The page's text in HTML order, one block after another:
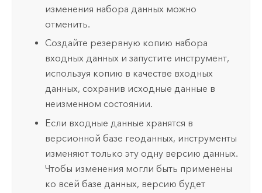
изменения набора данных можно
отменить.
Создайте резервную копию набора
входных данных и запустите инструмент,
используя копию в качестве входных
данных, сохранив исходные данные в
неизменном состоянии.
Если входные данные хранятся в
версионной базе геоданных, инструменты
изменяют только эту одну версию данных.
Чтобы изменения могли быть применены
ко всей базе данных, версию будет